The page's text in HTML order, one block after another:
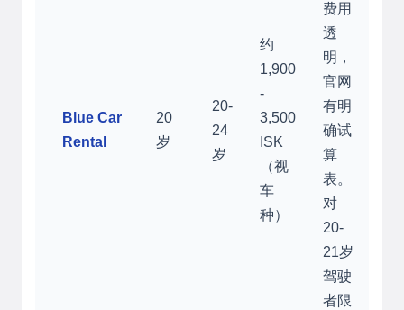
Blue Car
Rental
20
岁
20-
24
岁
约
1,900
-
3,500
ISK
（视
车
种）
费用
透
明，
官网
有明
确试
算
表。
对
20-
21岁
驾驶
者限